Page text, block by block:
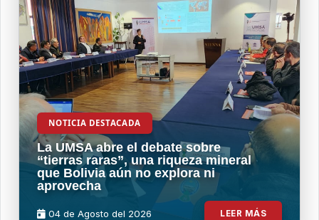
NOTICIA DESTACADA
La UMSA abre el debate sobre
“tierras raras”, una riqueza mineral
que Bolivia aún no explora ni
aprovecha
04 de Agosto del 2026 LEER MÁS